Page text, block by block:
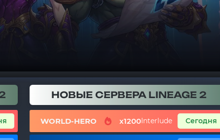
НОВЫЕ СЕРВЕРА LINEAGE 2
WORLD-HERO x1200Interlude Сегодня